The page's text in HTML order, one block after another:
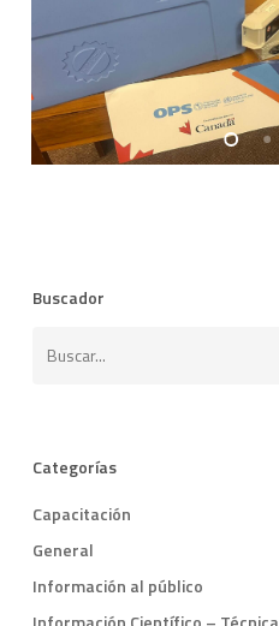
Buscador
Categorías
Capacitación
General
Información al público